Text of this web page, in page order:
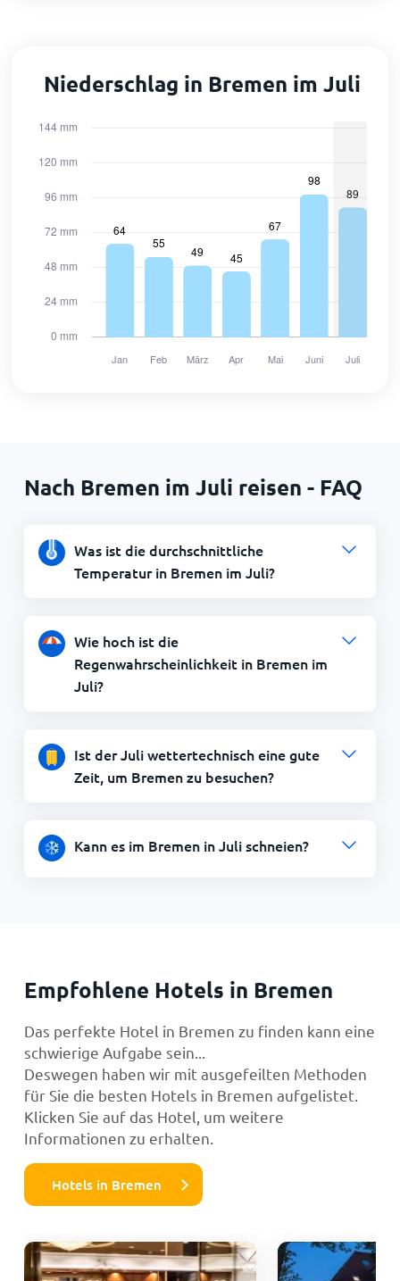
Niederschlag in Bremen im Juli
Nach Bremen im Juli reisen - FAQ
Was ist die durchschnittliche
Temperatur in Bremen im Juli?
Wie hoch ist die
Regenwahrscheinlichkeit in Bremen im
Juli?
Ist der Juli wettertechnisch eine gute
Zeit, um Bremen zu besuchen?
Kann es im Bremen in Juli schneien?
Empfohlene Hotels in Bremen
Das perfekte Hotel in Bremen zu finden kann eine
schwierige Aufgabe sein...
Deswegen haben wir mit ausgefeilten Methoden
für Sie die besten Hotels in Bremen aufgelistet.
Klicken Sie auf das Hotel, um weitere
Informationen zu erhalten.
Hotels in Bremen